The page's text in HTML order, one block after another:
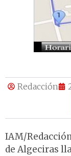
Redacción
IAM/
de Algeciras